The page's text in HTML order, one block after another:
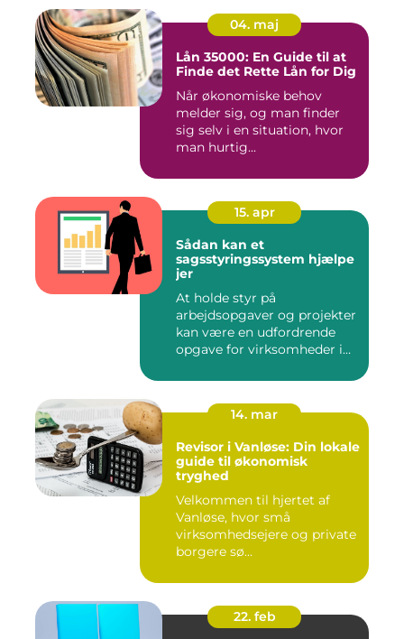
04. maj
Lån 35000: En Guide til at
Finde det Rette Lån for Dig
Når økonomiske behov
melder sig, og man finder
sig selv i en situation, hvor
man hurtig...
15. apr
Sådan kan et
sagsstyringssystem hjælpe
jer
At holde styr på
arbejdsopgaver og projekter
kan være en udfordrende
opgave for virksomheder i
14. mar
Revisor i Vanløse: Din lokale
guide til økonomisk
tryghed
Velkommen til hjertet af
Vanløse, hvor små
virksomhedsejere og private
borgere sø...
22. feb